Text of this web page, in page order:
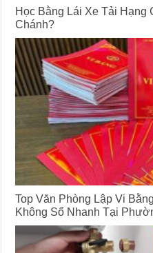
Học Bằng Lái Xe Tải Hạng
Chánh?
Top Văn Phòng Lập Vi
Không Sổ Nhanh Tại